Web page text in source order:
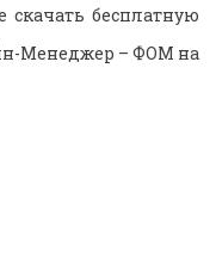
бесплатную
Менеджер – ФОМ на